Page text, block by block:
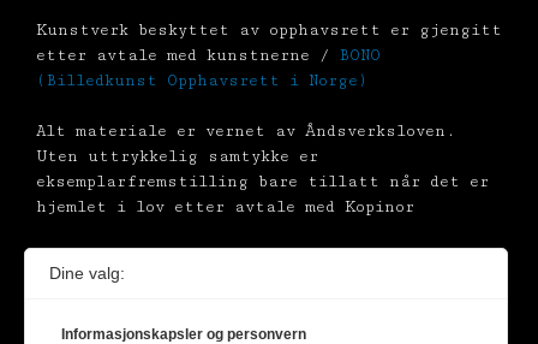
Kunstverk beskyttet av opphavsrett er gjengitt
etter avtale med kunstnerne / BONO
(Billedkunst Opphavsrett i Norge)
Alt materiale er vernet av Åndsverksloven.
Uten uttrykkelig samtykke er
eksemplarfremstilling bare tillatt når det er
hjemlet i lov etter avtale med Kopinor
Dine valg:
Informasjonskapsler og personvern